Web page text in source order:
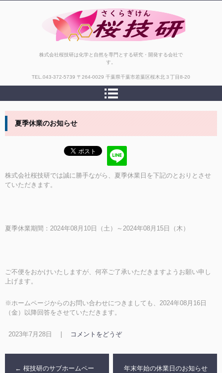
株式会社桜技研は化学と自然を専門とする研究・開発する会社で
す。
TEL. 043-372-5739 〒264-0029 千葉県千葉市若葉区桜木北３丁目8-20
夏季休業のお知らせ
株式会社桜技研では誠に勝手ながら、夏季休業日を下記のとおりとさせ
ていただきます。
夏季休業期間：2024年08月10日（土）～2024年08月15日（木）
ご不便をおかけいたしますが、何卒ご了承いただきますようお願い申し
上げます。
※ホームページからのお問い合わせにつきましても、2024年08月16日
（金）以降回答をさせていただきます。
2023年7月28日 コメントをどうぞ
← 桜技研のサブホームペー
年末年始の休業日のお知らせ